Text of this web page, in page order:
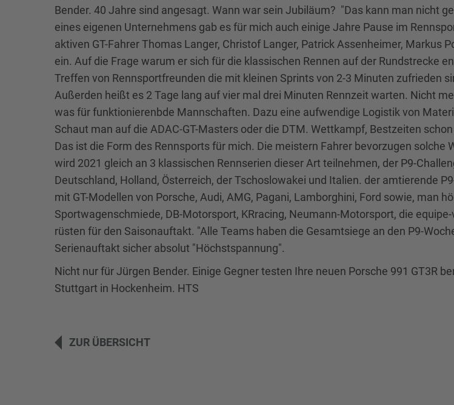
Bender. 40 Jahre sind angesagt. Wann war sein Jubiläum? "Das kann man nicht
eines eigenen Unternehmens gab es für mich auch einige Jahre Pause im
aktiven GT-Fahrer Thomas Langer, Christof Langer, Patrick Assenheimer, Markus
ein. Auf die Frage warum er sich für die klassischen Rennen auf der Rundstrecke
Treffen von Rennsportfreunden die mit kleinen Sprints von 2-3 Minuten zufrieden
Außerden heißt es 2 Tage lang auf vier mal drei Minuten Rennzeit warten. Nicht
was für funktionierenbde Mannschaften. Dazu eine aufwendige Logistik von
Schaut man auf die ADAC-GT-Masters oder die DTM. Wettkampf, Bestzeiten
Das ist die Form des Rennsports für mich. Die meistern Fahrer bevorzugen
wird 2021 gleich an 3 klassischen Rennserien dieser Art teilnehmen, der P9-
Deutschland, Holland, Österreich, der Tschoslowakei und Italien. der amtierende
mit GT-Modellen von Porsche, Audi, AMG, Pagani, Lamborghini, Ford sowie, man
Sportwagenschmiede, DB-Motorsport, KRracing, Neumann-Motorsport, die
rüsten für den Saisonauftakt. "Alle Teams haben die Gesamtsiege an den P9-
Serienauftakt sicher absolut "Höchstspannung".
Nicht nur für Jürgen Bender. Einige Gegner testen Ihre neuen Porsche 991 GT3R
Stuttgart in Hockenheim. HTS
ZUR ÜBERSICHT